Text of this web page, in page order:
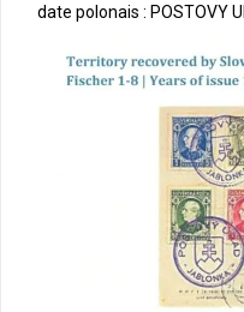
date polonais : POSTOVY